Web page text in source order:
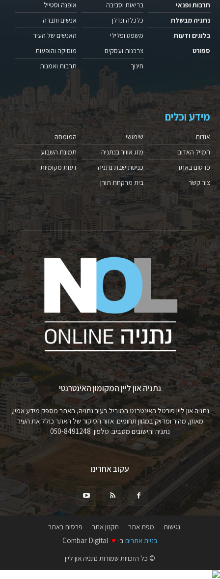
תרבות ופנאי
נתניה מבשלת
בלוגים ודעות
ספורט
בריאות וסביבה
כלכלה ונדלן
משפט ופלילי
צרכנות ועסקים
חינוך
אופנה וסטייל
אנשים וחברה
האנשים של העיר
מוסיקה והופעות
תרבות ואמנות
מידע וכלים
אודות
המייל האדום
פרסום באתר
צור קשר
שימושי
מזג אוויר בנתניה
כניסת שבת נתניה
בית מרקחת תורן
המומחה
תמונת השבוע
דעות מקומיות
נתניה און ליין המקומון האינטרנטי
נתניה און ליין פורטל האינטרנט המוביל בעיר נתניה, האתר מספק מידע אמין,
מאוזן, מהיר ומדויק במגוון תחומים. אזור הסיקור של האתר כולל את העיר
נתניה והישובים מסביב. טלפון: 050-8491248
עקוב אחרינו
נגישות מפת אתר תקנון אתר
פרסום באתר
בניית אתרים ב- ♥
© כל הזכויות שמורות נתניה און ליין